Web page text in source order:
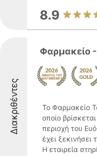
8.9
Διακριθέντες
Φαρμακείο
Το Φαρμακείο
οποίο
περιοχή του
έχει ξεκινήσει
Η εταιρεία